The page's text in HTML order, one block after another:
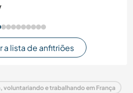
a lista de anfitriões
voluntariando e trabalhando em França